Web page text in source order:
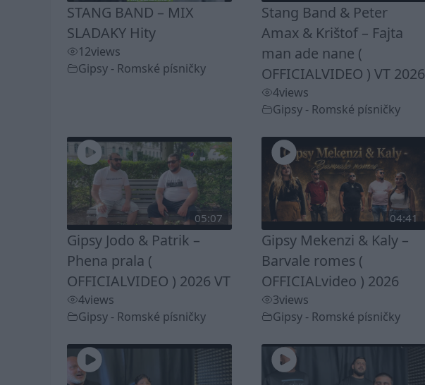
STANG BAND – MIX
SLADAKY Hity
12views
Gipsy - Romské písničky
Stang Band & Peter
Amax & Krištof – Fajta
man ade nane (
OFFICIALVIDEO ) VT 2026
4views
Gipsy - Romské písničky
05:07
Gipsy Jodo & Patrik –
Phena prala (
OFFICIALVIDEO ) 2026 VT
4views
Gipsy - Romské písničky
04:41
Gipsy Mekenzi & Kaly –
Barvale romes (
OFFICIALvideo ) 2026
3views
Gipsy - Romské písničky